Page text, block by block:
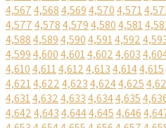
4,5674,5684,5694,5704,571
4,5774,5784,5794,5804,581
4,5884,5894,5904,5914,592
4,5994,6004,6014,6024,603
4,6104,6114,6124,6134,6144,615
4,6214,6224,6234,6244,625
4,6314,6324,6334,6344,635
4,6424,6434,6444,6454,646